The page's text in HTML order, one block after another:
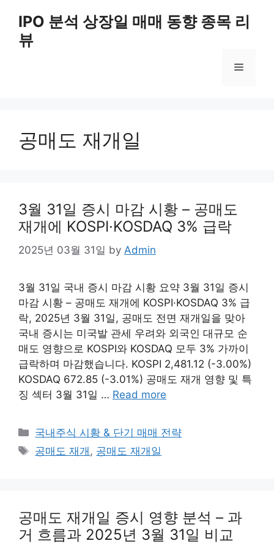
content
IPO 분석 상장일 매매 동향 종목 리
뷰
Menu
공매도 재개일
3월 31일 증시 마감 시황 – 공매도
재개에 KOSPI·KOSDAQ 3% 급락
2025년 03월 31일 by Admin
3월 31일 국내 증시 마감 시황 요약 3월 31일 증시
마감 시황 – 공매도 재개에 KOSPI·KOSDAQ 3% 급
락, 2025년 3월 31일, 공매도 전면 재개일을 맞아
국내 증시는 미국발 관세 우려와 외국인 대규모 순
매도 영향으로 KOSPI와 KOSDAQ 모두 3% 가까이
급락하며 마감했습니다. KOSPI 2,481.12 (-3.00%)
KOSDAQ 672.85 (-3.01%) 공매도 재개 영향 및 특
징 섹터 3월 31일 … Read more
Categories
국내주식 시황 & 단기 매매 전략
Tags
공매도 재개 , 공매도 재개일
공매도 재개일 증시 영향 분석 – 과
거 흐름과 2025년 3월 31일 비교